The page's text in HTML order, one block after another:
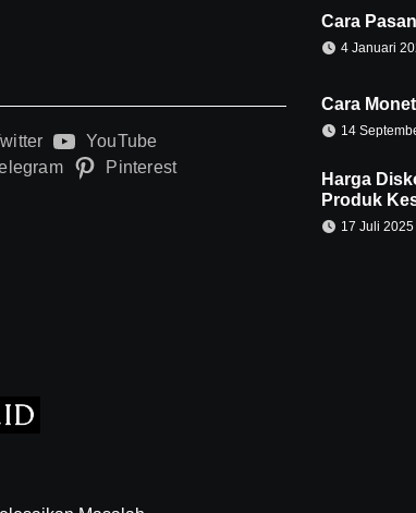
YouTube
Pinterest
Cara
4 Januari
Cara
14
Harga
Produk
17 Juli 2025